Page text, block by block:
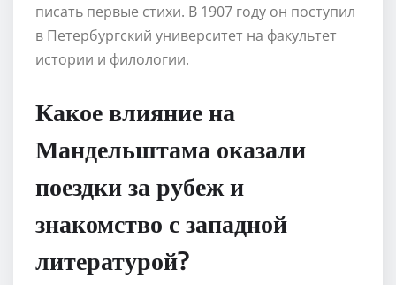
писать первые стихи. В 1907 году он поступил
в Петербургский университет на факультет
истории и филологии.
Какое влияние на
Мандельштама оказали
поездки за рубеж и
знакомство с западной
литературой?